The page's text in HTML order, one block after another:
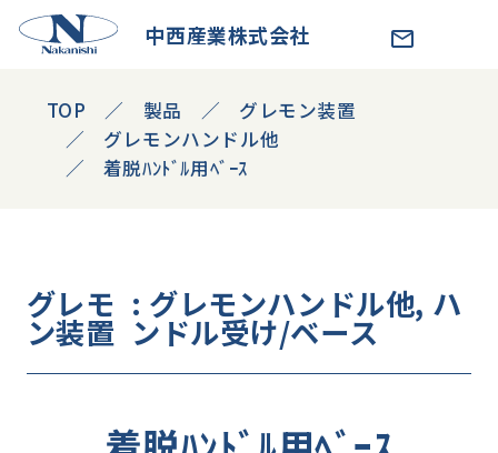
中西産業株式会社
TOP 製品
グレモン装置
グレモンハンドル他
着脱ﾊﾝﾄﾞﾙ用ﾍﾞｰｽ
グレモ
ン装置
: グレモンハンドル他, ハ
ンドル受け/ベース